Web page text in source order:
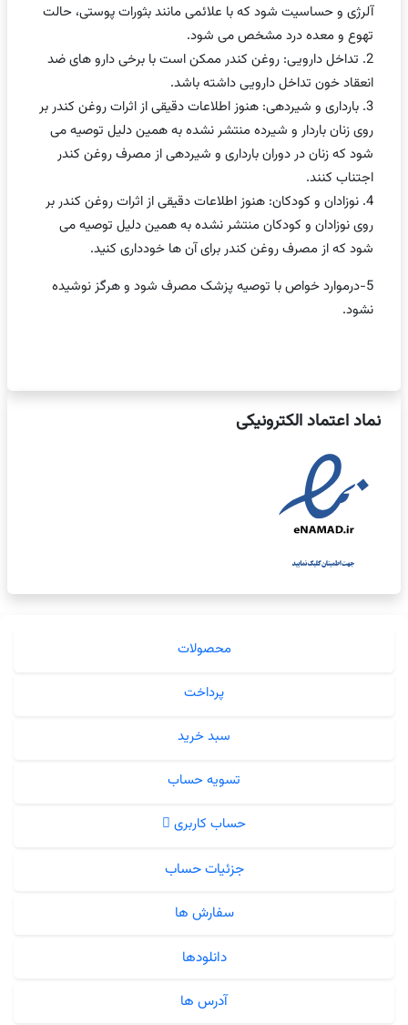
آلرژی و حساسیت شود که با علائمی مانند بثورات پوستی، حالت
تهوع و معده درد مشخص می شود.
2. تداخل دارویی: روغن کندر ممکن است با برخی دارو های ضد
انعقاد خون تداخل دارویی داشته باشد.
3. بارداری و شیردهی: هنوز اطلاعات دقیقی از اثرات روغن کندر بر
روی زنان باردار و شیرده منتشر نشده به همین دلیل توصیه می
شود که زنان در دوران بارداری و شیردهی از مصرف روغن کندر
اجتناب کنند.
4. نوزادان و کودکان: هنوز اطلاعات دقیقی از اثرات روغن کندر بر
روی نوزادان و کودکان منتشر نشده به همین دلیل توصیه می
شود که از مصرف روغن کندر برای آن ها خودداری کنید.
5-درموارد خواص با توصیه پزشک مصرف شود و هرگز نوشیده
نشود.
نماد اعتماد الکترونیکی
محصولات
پرداخت
سبد خرید
تسویه حساب
حساب کاربری
جزئیات حساب
سفارش ها
دانلودها
آدرس ها